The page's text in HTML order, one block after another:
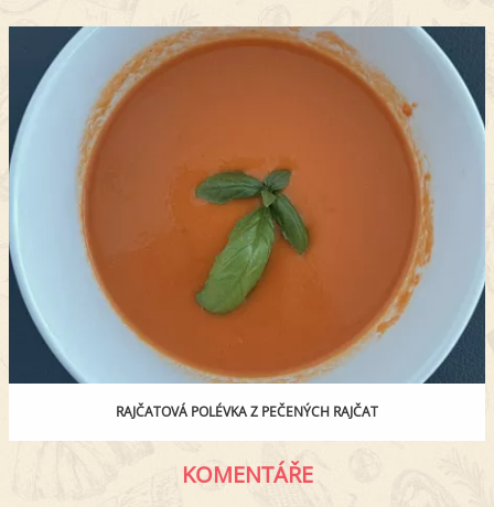
RAJČATOVÁ POLÉVKA Z PEČENÝCH RAJČAT
KOMENTÁŘE